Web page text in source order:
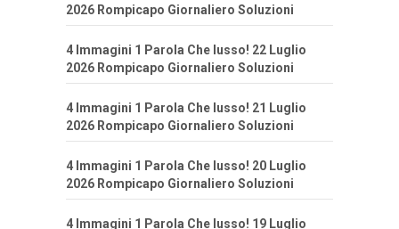
2026 Rompicapo Giornaliero Soluzioni
4 Immagini 1 Parola Che lusso! 22 Luglio
2026 Rompicapo Giornaliero Soluzioni
4 Immagini 1 Parola Che lusso! 21 Luglio
2026 Rompicapo Giornaliero Soluzioni
4 Immagini 1 Parola Che lusso! 20 Luglio
2026 Rompicapo Giornaliero Soluzioni
4 Immagini 1 Parola Che lusso! 19 Luglio